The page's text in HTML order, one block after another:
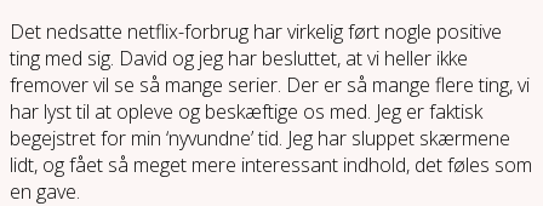
Det nedsatte netflix-forbrug har virkelig ført nogle positive
ting med sig. David og jeg har besluttet, at vi heller ikke
fremover vil se så mange serier. Der er så mange flere ting, vi
har lyst til at opleve og beskæftige os med. Jeg er faktisk
begejstret for min ‘nyvundne’ tid. Jeg har sluppet skærmene
lidt, og fået så meget mere interessant indhold, det føles som
en gave.